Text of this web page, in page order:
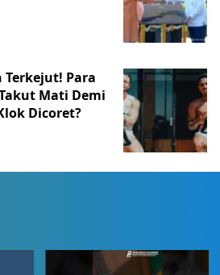
Terkejut! Para
Mati Demi
Dicoret?